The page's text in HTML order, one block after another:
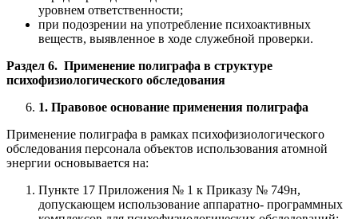
уровнем ответственности;
при подозрении на употребление психоактивных
веществ, выявленное в ходе служебной проверки.
Раздел 6. Применение полиграфа в структуре
психофизиологического обследования
1. Правовое основание применения полиграфа
Применение полиграфа в рамках психофизиологического
обследования персонала объектов использования атомной
энергии основывается на:
Пункте 17 Приложения № 1 к Приказу № 749н,
допускающем использование аппаратно- программных